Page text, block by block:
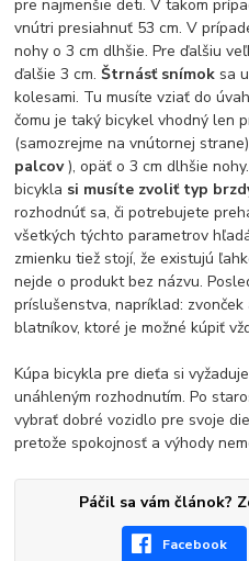
pre najmenšie deti. V takom
vnútri presiahnuť 53 cm. V
nohy o 3 cm dlhšie. Pre ďalšiu
ďalšie 3 cm.Štrnásť snímok sa
kolesami. Tu musíte vziať do
čomu je taký bicykel vhodný len
(samozrejme na vnútornej
palcov), opäť o 3 cm dlhšie
bicykla si musíte zvoliť typ
rozhodnúť sa, či potrebujete
všetkých týchto parametrov
zmienku tiež stojí, že existujú
nejde o produkt bez názvu.
príslušenstva, napríklad:
blatníkov, ktoré je možné kúpiť
Kúpa bicykla pre dieťa si
unáhleným rozhodnutím. Po
vybrať dobré vozidlo pre svoje
pretože spokojnosť a výhody
Páčil sa vám článok?
Facebook